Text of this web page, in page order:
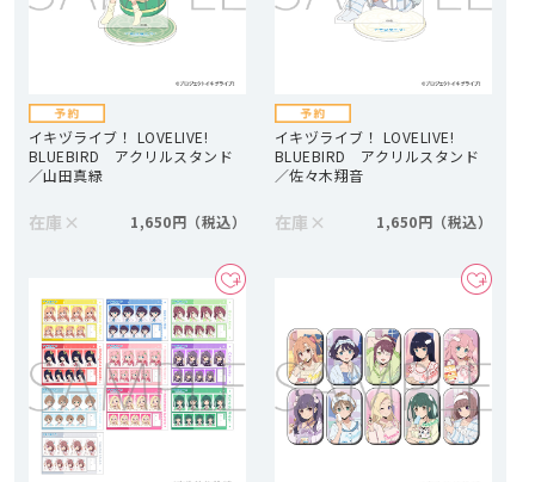
イキヅライブ！ LOVELIVE!
BLUEBIRD アクリルスタンド
／山田真緑
在庫 × 1,650円
イキヅライブ！ LOVELIVE!
BLUEBIRD アクリルスタンド
／佐々木翔音
在庫 × 1,650円